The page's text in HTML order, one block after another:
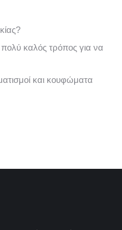
πολύ καλός τρόπος για να
και κουφώματα